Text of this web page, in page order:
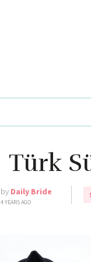
Türk
by Daily Bride
4 YEARS AGO